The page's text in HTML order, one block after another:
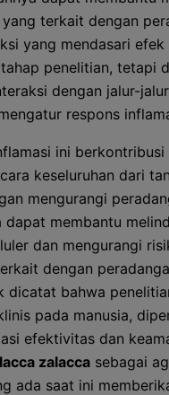
terkait dengan
yang mendasari
penelitian, tetapi
dengan jalur-
respons
ini berkontribusi
keseluruhan dari
mengurangi
dapat membantu
dan mengurangi
dengan
dicatat bahwa
pada manusia,
efektivitas dan
zalacca sebagai
ada saat ini